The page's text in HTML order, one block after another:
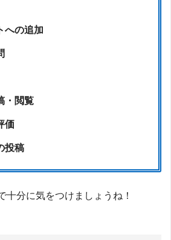
への追加
・閲覧
価
投稿
十分に気をつけましょうね！